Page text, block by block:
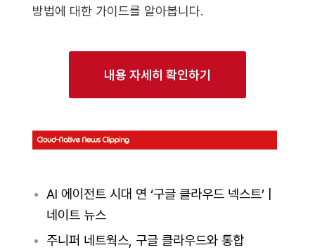
방법에 대한 가이드를 알아봅니다.
내용 자세히 확인하기
AI 에이전트 시대 연 ‘구글 클라우드 넥스트’ |
네이트 뉴스
주니퍼 네트웍스, 구글 클라우드와 통합